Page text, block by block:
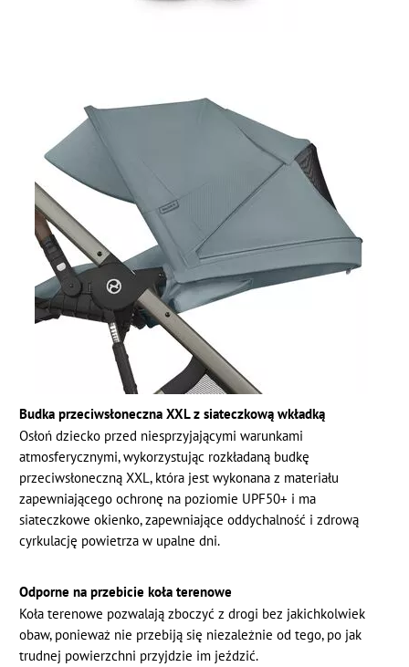
Budka przeciwsłoneczna XXL z siateczkową wkładką
Osłoń dziecko przed niesprzyjającymi warunkami
atmosferycznymi, wykorzystując rozkładaną budkę
przeciwsłoneczną XXL, która jest wykonana z materiału
zapewniającego ochronę na poziomie UPF50+ i ma
siateczkowe okienko, zapewniające oddychalność i zdrową
cyrkulację powietrza w upalne dni.
Odporne na przebicie koła terenowe
Koła terenowe pozwalają zboczyć z drogi bez jakichkolwiek
obaw, ponieważ nie przebiją się niezależnie od tego, po jak
trudnej powierzchni przyjdzie im jeździć.